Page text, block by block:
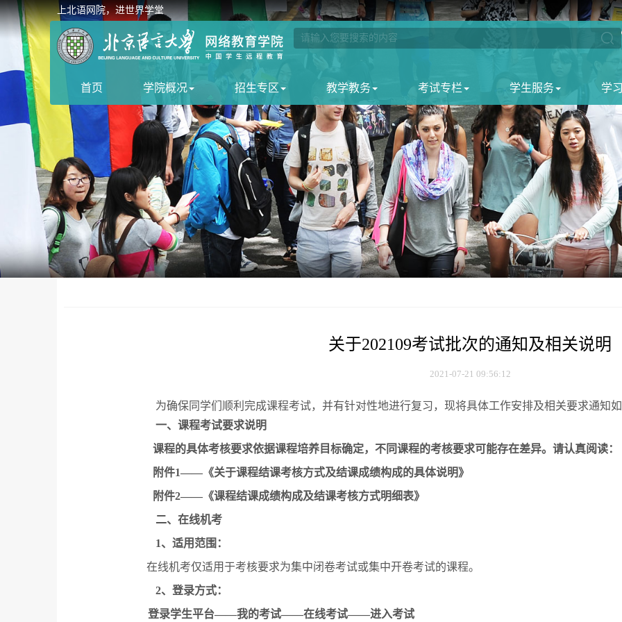
上北语网院，进世界学堂
首页 学院概况 招生专区 教学教务 考试专栏 学生服务 学
关于202109考试批次的通知及相关说明
2021-07-21 09:56:12
为确保同学们顺利完成课程考试，并有针对性地进行复习，现将具体工作安排及相关要求通知
一、课程考试要求说明
课程的具体考核要求依据课程培养目标确定，不同课程的考核要求可能存在差异。请认真阅读：
附件1—— 《关于课程结课考核方式及结课成绩构成的具体说明》
附件2—— 《课程结课成绩构成及结课考核方式明细表》
二、在线机考
1、适用范围：
在线机考仅适用于考核要求为集中闭卷考试或集中开卷考试的课程。
2、登录方式：
登录学生平台——我的考试——在线考试——进入考试